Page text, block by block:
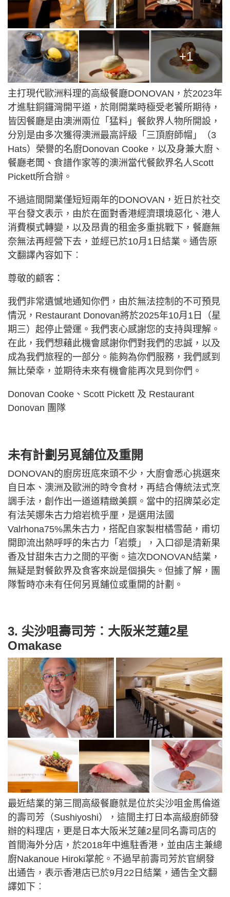
+1
主打現代歐洲料理的高級餐廳DONOVAN，於2023年
才進駐銅鑼灣開平道，於剛開業時極受老饕所期待，
皆因餐廳是由澳洲兩位「猛料」餐飲界人物所開設，
分別是由多次獲得澳洲最高評級「三頂廚師帽」（3
Hats）榮譽的名廚Donovan Cooke，以及身兼大廚、
餐廳老闆、食譜作家等的澳洲當代餐飲界名人Scott
Pickett所合辦。
不過這間開業僅短短兩年的DONOVAN，近日於社交
平台發文表示，由於在面對香港經濟環境惡化、港人
消費模式轉變，以及昂貴的租金多重挑戰下，餐廳無
奈無法再經營下去，並經已於10月1日結業。通告原
文翻譯內容如下︰
尊敬的顧客：
我們非常遺憾地通知你們，由於無法控制的不可預見
情況，Restaurant Donovan將於2025年10月1日（星
期三）起停止營運。我們衷心感謝您的支持與理解。
在此，我們想藉此機會感謝你們對我們的忠誠，以及
成為我們旅程的一部分。能夠為你們服務，我們感到
無比榮幸，並期待未來有機會能再次見到你們。
Donovan Cooke、Scott Pickett 及 Restaurant
Donovan 團隊
未有計劃另覓舖位及重開
DONOVAN的廚房班底來頭不少，大廚會悉心挑選來
自日本、澳洲及歐洲的時令食材，再結合傳統法式烹
調手法，創作出一道道精緻美饌。當中的招牌菜必定
有法芙娜朱古力熔岩梳乎厘，是選用法國
Valrhona75%黑朱古力，搭配自家製柑橘雪葩，甫切
開即流出熱呼呼的朱古力「岩漿」，入口卻是清新果
香及甘甜朱古力之間的平衡。這次DONOVAN結業，
無疑是對餐飲界及食客來說是個損失。但據了解，團
隊暫時亦未有任何另覓舖位或重開的計劃。
3. 尖沙咀壽司芳︰大阪米芝蓮2星
Omakase
最近結業的第三間高級餐廳就是位於尖沙咀金馬倫道
的壽司芳（Sushiyoshi），這間主打日本高級廚師發
辦的料理店，更是日本大阪米芝蓮2星同名壽司店的
首間海外分店，於2018年中進駐香港，並由店主兼總
廚Nakanoue Hiroki掌舵。不過早前壽司芳於官網發
出通告，表示香港店已於9月22日結業，通告全文翻
譯如下︰